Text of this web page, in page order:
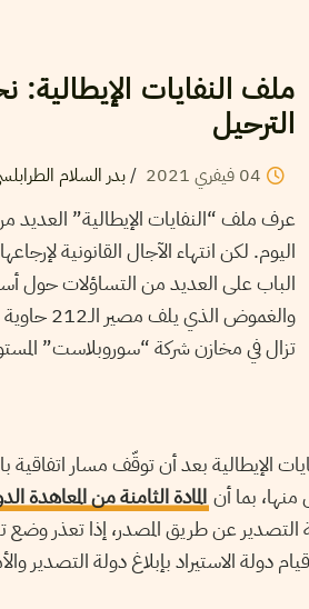
ملف النفايات الإيطالية:
الترحيل
04 فيفري 2021
/بدر السلام
الباب على العديد من التساؤلات حول
تزال في مخازن شركة “سوروبلاست”
بعد أن توقّف مسار اتفاقية
بما أن المادة الثامنة من المعاهدة
التصدير عن طريق المصدر، إذا تعذر وضع
بيئياً خلال 90 يوماً من تاريخ قيام دولة الاستيراد بإبلاغ دولة